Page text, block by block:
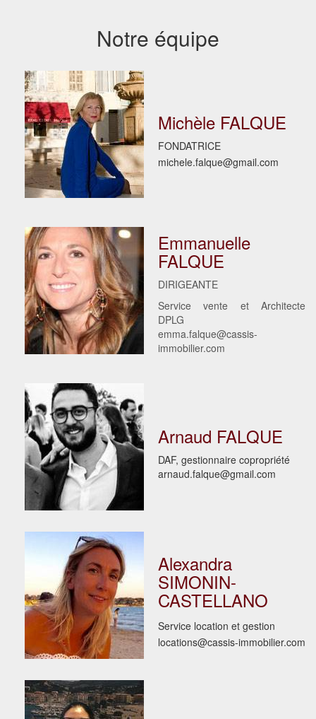
Notre équipe
Michèle FALQUE
FONDATRICE
michele.falque@gmail.com
Emmanuelle
FALQUE
DIRIGEANTE
Service vente et Architecte
DPLG
emma.falque@cassis-
immobilier.com
Arnaud FALQUE
DAF, gestionnaire copropriété
arnaud.falque@gmail.com
Alexandra
SIMONIN-
CASTELLANO
Service location et gestion
locations@cassis-immobilier.com